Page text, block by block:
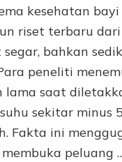
kesehatan bayi
riset terbaru
bahkan
peneliti
lama saat
sekitar minus
Fakta ini
peluang